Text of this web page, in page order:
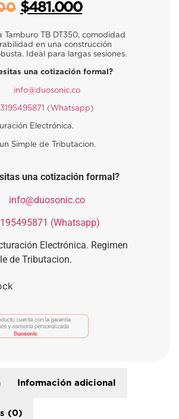
$481.000
Tamburo TB DT350, comodidad
en una construcción
Ideal para largas sesiones.
una cotización formal?
info@duosonic.co
3195495871 (Whatsapp)
Electrónica.
Simple de Tributacion.
una cotización formal?
info@duosonic.co
(Whatsapp)
Electrónica. Regimen
de Tributacion.
Información adicional
(0)